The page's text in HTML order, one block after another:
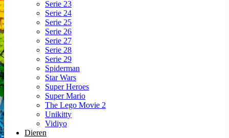
Serie 23
Serie 24
Serie 25
Serie 26
Serie 27
Serie 28
Serie 29
Spiderman
Star Wars
Super Heroes
Super Mario
The Lego Movie 2
Unikitty
Vidiyo
Dieren